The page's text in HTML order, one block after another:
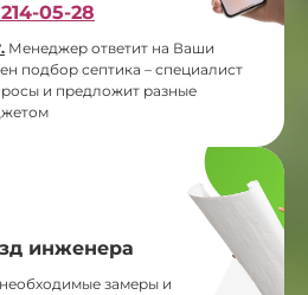
05-28
. Менеджер ответит на Ваши
подбор септика – специалист
и предложит разные
инженера
замеры и